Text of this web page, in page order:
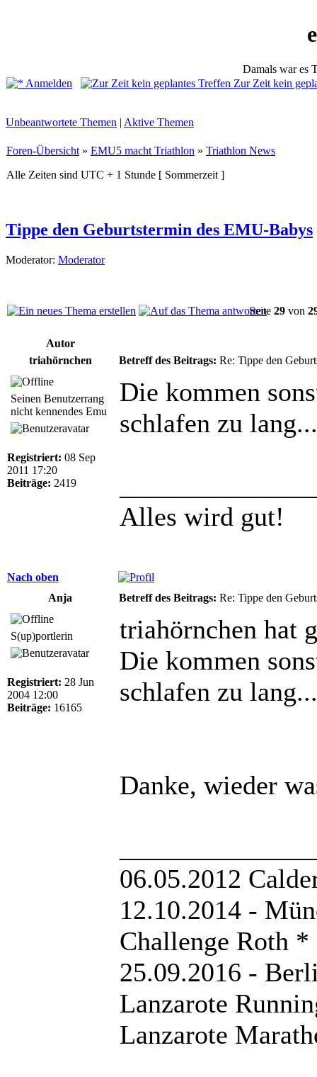
Damals war es
Anmelden
Zur Zeit kein
Unbeantwortete Themen | Aktive Themen
Foren-Übersicht » EMU5 macht Triathlon » Triathlon News
Alle Zeiten sind UTC + 1 Stunde [ Sommerzeit ]
Tippe den Geburtstermin des EMU-Babys
Moderator: Moderator
Seite 29 von
Autor
triahörnchen
Betreff des Beitrags: Re: Tippe den
Seinen Benutzerrang
nicht kennendes Emu
Registriert: 08 Sep
2011 17:20
Beiträge: 2419
Die kommen
schlafen zu
Alles wird gut!
Nach oben
Anja
Betreff des Beitrags: Re: Tippe den
S(up)portlerin
Registriert: 28 Jun
2004 12:00
Beiträge: 16165
triahörnchen hat
Die kommen
schlafen zu
Danke, wieder
06.05.2012
12.10.2014 -
Challenge Roth
25.09.2016 -
Lanzarote
Lanzarote